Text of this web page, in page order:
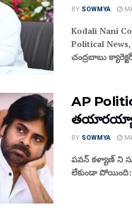
BY SOWMYA
Kodali Nani
Political
చంద్రబాబు
AP
BY SOWMYA
పవన్ కళ్యాణ్ ని
లేకుండా